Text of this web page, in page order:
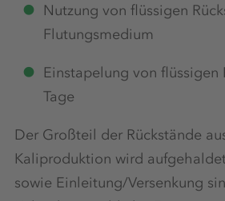
Nutzung von flüssigen
Flutungsmedium
Einstapelung von flüssigen
Tage
Der Großteil der Rückstände
Kaliproduktion wird
sowie Einleitung/Versenkung